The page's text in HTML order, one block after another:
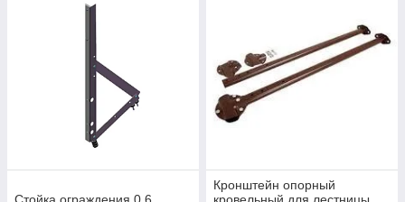
Кронштейн опорный